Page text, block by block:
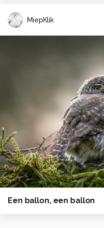
MiepKlik
Een ballon, een ballon